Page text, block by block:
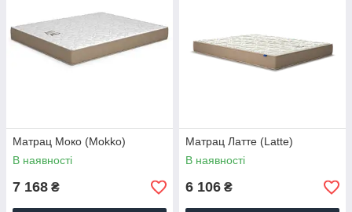
Матрац Моко (Mokko)
В наявності
7 168 ₴
Матрац Латте (Latte)
В наявності
6 106 ₴